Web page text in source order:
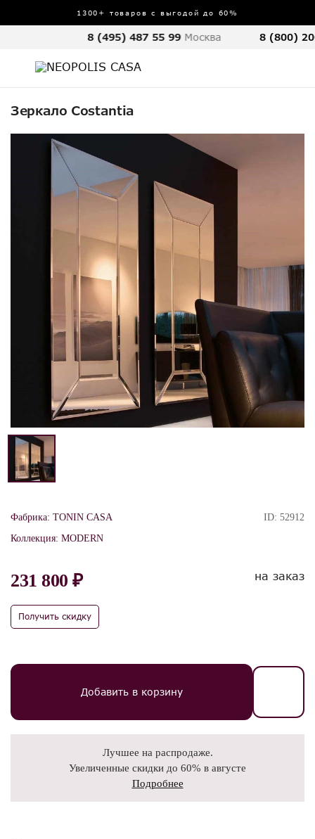
1300+ товаров с выгодой до 60%
8 (495) 487 55 99 Москва 8 (800)
Зеркало Costantia
Фабрика: TONIN CASA
Коллекция: MODERN
ID: 52912
231 800 ₽
Получить скидку
на заказ
Добавить в корзину
Лучшее на распродаже.
Увеличенные скидки до 60% в августе
Подробнее